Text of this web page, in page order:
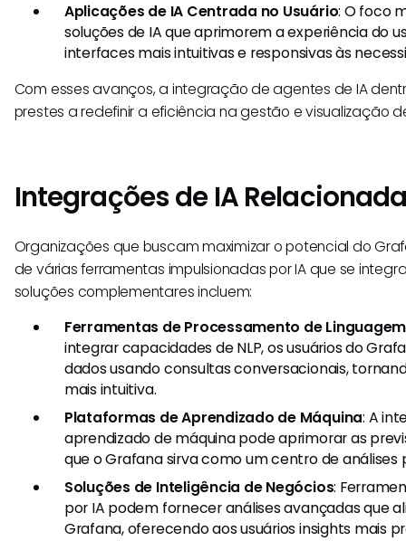
Aplicações de IA Centrada no Usuário: O foco
soluções de IA que aprimorem a experiência do
interfaces mais intuitivas e responsivas às
Com esses avanços, a integração de agentes de IA
prestes a redefinir a eficiência na gestão e visualização
Integrações de IA
Organizações que buscam maximizar o potencial do
de várias ferramentas impulsionadas por IA que se
soluções complementares incluem:
Ferramentas de Processamento de
integrar capacidades de NLP, os usuários do
dados usando consultas conversacionais,
mais intuitiva.
Plataformas de Aprendizado de Máquina: A
aprendizado de máquina pode aprimorar as
que o Grafana sirva como um centro de análises
Soluções de Inteligência de Negócios:
por IA podem fornecer análises avançadas que
Grafana, oferecendo aos usuários insights mais